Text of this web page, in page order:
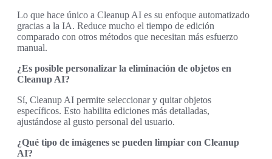
Lo que hace único a Cleanup AI es su enfoque automatizado
gracias a la IA. Reduce mucho el tiempo de edición
comparado con otros métodos que necesitan más esfuerzo
manual.
¿Es posible personalizar la eliminación de objetos en
Cleanup AI?
Sí, Cleanup AI permite seleccionar y quitar objetos
específicos. Esto habilita ediciones más detalladas,
ajustándose al gusto personal del usuario.
¿Qué tipo de imágenes se pueden limpiar con Cleanup
AI?